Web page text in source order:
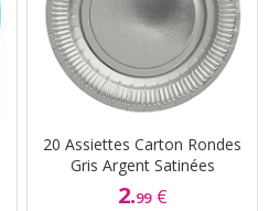
20 Assiettes Carton Rondes
Gris Argent Satinées
2.99 €